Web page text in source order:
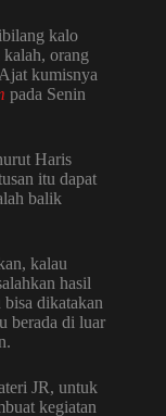
kalo
orang
kumisnya
pada Senin
Haris
itu dapat
balik
kalau
hasil
dikatakan
berada di luar
JR, untuk
kegiatan